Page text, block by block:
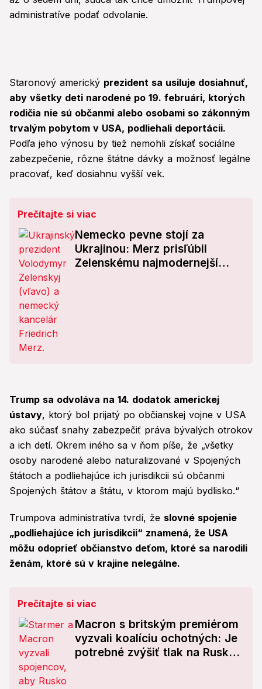
administratíve podať odvolanie.
Staronový americký prezident sa usiluje dosiahnuť,
aby všetky deti narodené po 19. februári, ktorých
rodičia nie sú občanmi alebo osobami so zákonným
trvalým pobytom v USA, podliehali deportácii.
Podľa jeho výnosu by tiež nemohli získať sociálne
zabezpečenie, rôzne štátne dávky a možnosť legálne
pracovať, keď dosiahnu vyšší vek.
Prečítajte si viac
Nemecko pevne stojí za
Ukrajinou: Merz prisľúbil
Zelenskému najmodernejší
Trump sa odvoláva na 14. dodatok americkej
ústavy, ktorý bol prijatý po občianskej vojne v USA
ako súčasť snahy zabezpečiť práva bývalých otrokov
a ich detí. Okrem iného sa v ňom píše, že „všetky
osoby narodené alebo naturalizované v Spojených
štátoch a podliehajúce ich jurisdikcii sú občanmi
Spojených štátov a štátu, v ktorom majú bydlisko.“
Trumpova administratíva tvrdí, že slovné spojenie
„podliehajúce ich jurisdikcii“ znamená, že USA
môžu odoprieť občianstvo deťom, ktoré sa narodili
ženám, ktoré sú v krajine nelegálne.
Prečítajte si viac
Macron s britským premiérom
vyzvali koalíciu ochotných: Je
potrebné zvýšiť tlak na Rusko,